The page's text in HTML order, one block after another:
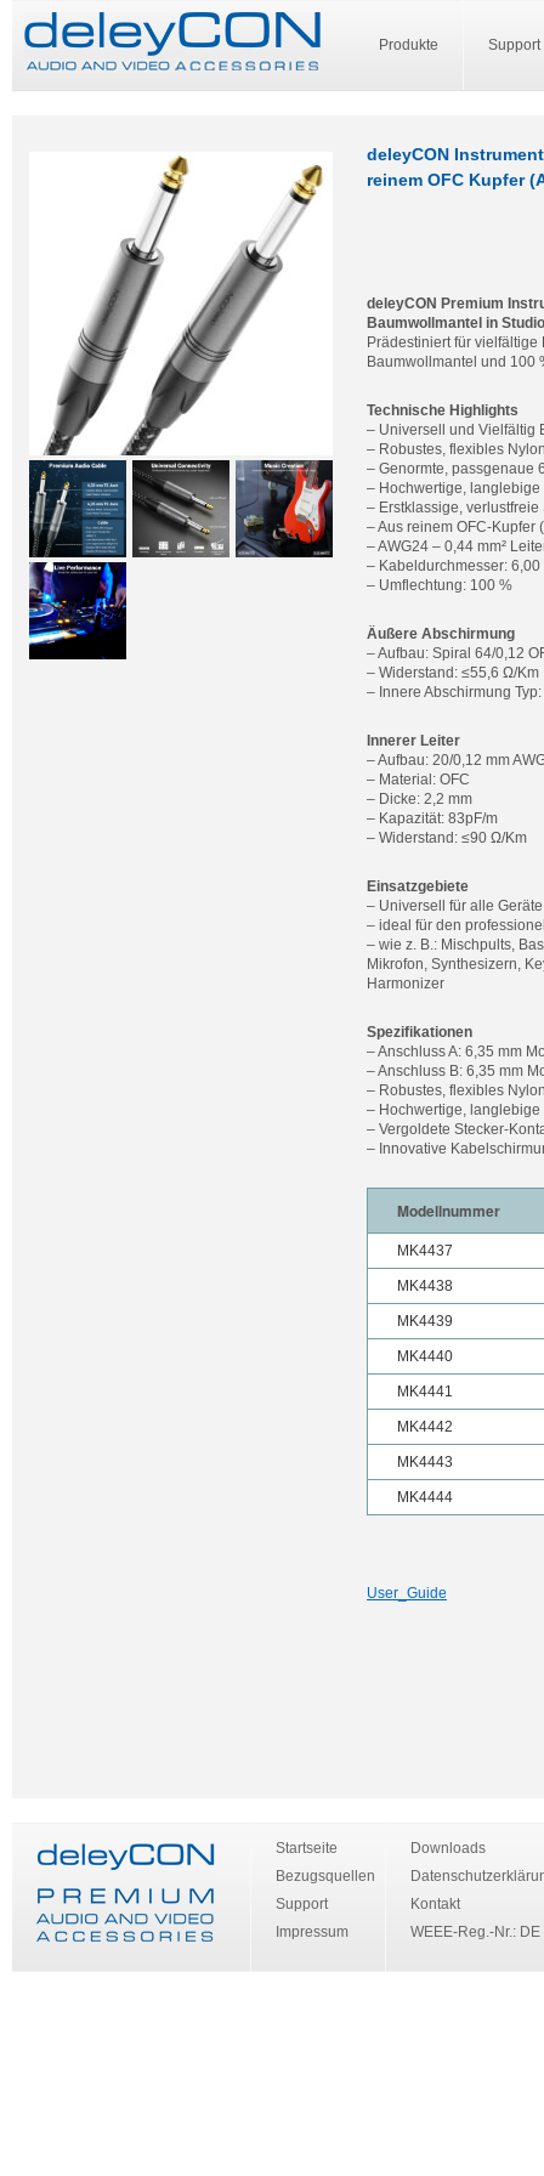
Produkte Support
deleyCON
reinem OFC Kupfer
deleyCON Premium
Baumwollmantel in
Prädestiniert für
Baumwollmantel und 100
Technische Highlights
– Universell und Vielfältig
– Robustes, flexibles
– Genormte, passgenaue
– Hochwertige, langlebige
– Erstklassige,
– Aus reinem OFC-Kupfer
– AWG24 – 0,44 mm²
– Kabeldurchmesser: 6,00
– Umflechtung: 100 %
Äußere Abschirmung
– Aufbau: Spiral 64/0,12
– Widerstand: ≤55,6 Ω/Km
– Innere Abschirmung Typ:
Innerer Leiter
– Aufbau: 20/0,12 mm
– Material: OFC
– Dicke: 2,2 mm
– Kapazität: 83pF/m
– Widerstand: ≤90 Ω/Km
Einsatzgebiete
– Universell für alle
– ideal für den
– wie z. B.: Mischpults,
Mikrofon, Synthesizern,
Harmonizer
Spezifikationen
– Anschluss A: 6,35 mm
– Anschluss B: 6,35 mm
– Robustes, flexibles
– Hochwertige, langlebige
– Vergoldete Stecker-
– Innovative
Modellnummer
MK4437
MK4438
MK4439
MK4440
MK4441
MK4442
MK4443
MK4444
User_Guide
Startseite
Bezugsquellen
Support
Impressum
Downloads
Kontakt
WEEE-Reg.-Nr.: